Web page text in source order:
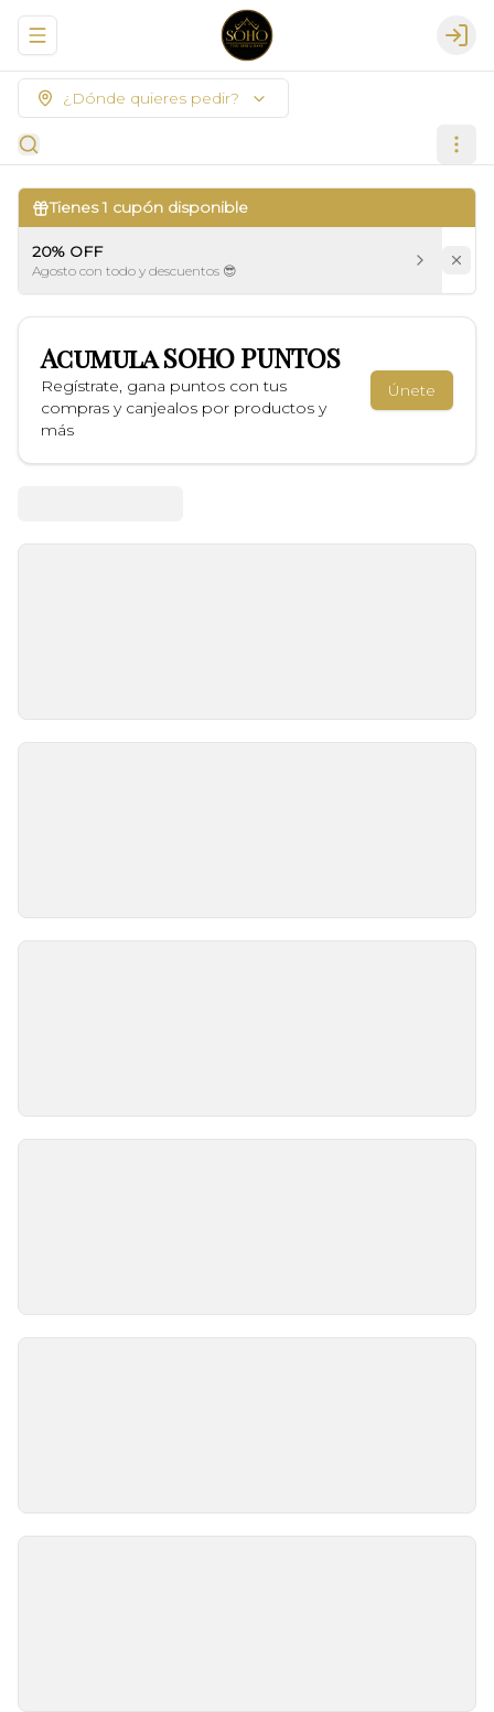
Abrir menu de navegación
¿Dónde quieres pedir?
Tienes1 cupón disponible
20% OFF
Agosto con todo y descuentos 😎
AcumulaSOHO PUNTOS
Regístrate, gana puntos con tus
compras y canjealos por productos y
más
Únete